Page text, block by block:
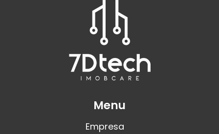
Menu
Empresa